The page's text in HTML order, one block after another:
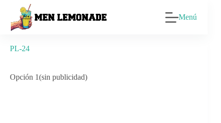
contenido
Menú
PL-24
Opción 1(sin publicidad)